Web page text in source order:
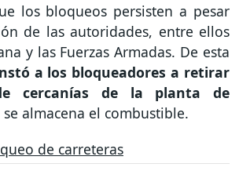
los bloqueos persisten a pesar
de las autoridades, entre ellos
y las Fuerzas Armadas. De esta
a los bloqueadores a retirar
cercanías de la planta de
almacena el combustible.
de carreteras